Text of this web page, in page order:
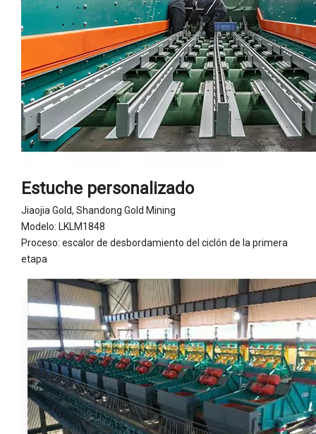
Estuche personalizado
Jiaojia Gold, Shandong Gold Mining
Modelo: LKLM1848
Proceso: escalor de desbordamiento del ciclón de la primera
etapa